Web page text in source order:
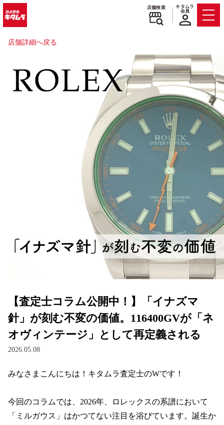
店舗検索
キタムラ
会員
店舗詳細へ戻る
【査定士コラム公開中！】「イナズマ
針」が刻む不変の価値。116400GVが「ネ
オヴィンテージ」として再定義される
2026.05.08
みなさまこんにちは！キタムラ査定士のWです！
今回のコラムでは、2026年、ロレックスの系譜において
「ミルガウス」はかつてない注目を浴びています。誕生か